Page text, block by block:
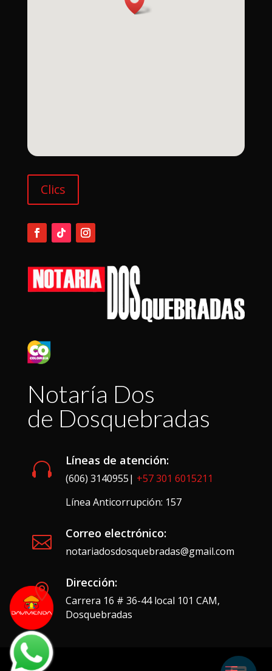
Clics
Notaría Dos
de Dosquebradas
 Líneas de atención:
(606) 3140955| +57 301 6015211
Línea Anticorrupción: 157
 Correo electrónico:
notariadosdosquebradas@gmail.com
 Dirección:
Carrera 16 # 36-44 local 101 CAM,
Dosquebradas